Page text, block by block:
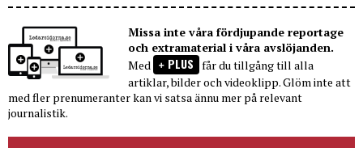
Missa inte våra fördjupande reportage
och extramaterial i våra avslöjanden.
Med
PLUS får du tillgång till alla
artiklar, bilder och videoklipp. Glöm inte att
med fler prenumeranter kan vi satsa ännu mer på relevant
journalistik.